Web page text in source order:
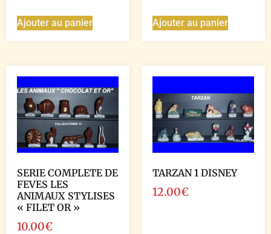
Ajouter au panier Ajouter au panier
SERIE COMPLETE DE
FEVES LES
ANIMAUX STYLISES
« FILET OR »
10.00€
TARZAN 1 DISNEY
12.00€